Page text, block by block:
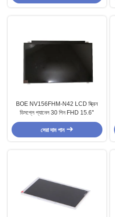
BOE NV156FHM-N42 LCD স্ক্রিন
ডিসপ্লে প্যানেল 30 পিন FHD 15.6''
সেরা দাম পান